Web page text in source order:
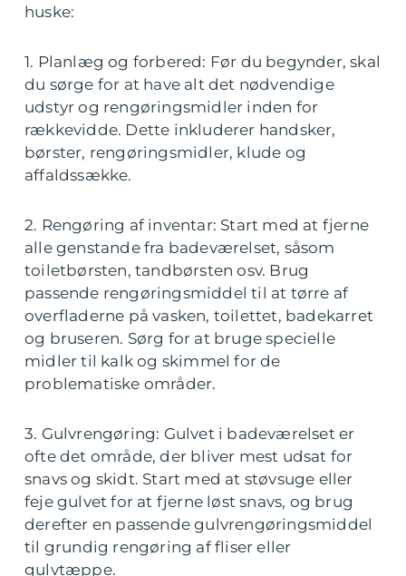
huske:
1. Planlæg og forbered: Før du begynder, skal
du sørge for at have alt det nødvendige
udstyr og rengøringsmidler inden for
rækkevidde. Dette inkluderer handsker,
børster, rengøringsmidler, klude og
affaldssække.
2. Rengøring af inventar: Start med at fjerne
alle genstande fra badeværelset, såsom
toiletbørsten, tandbørsten osv. Brug
passende rengøringsmiddel til at tørre af
overfladerne på vasken, toilettet, badekarret
og bruseren. Sørg for at bruge specielle
midler til kalk og skimmel for de
problematiske områder.
3. Gulvrengøring: Gulvet i badeværelset er
ofte det område, der bliver mest udsat for
snavs og skidt. Start med at støvsuge eller
feje gulvet for at fjerne løst snavs, og brug
derefter en passende gulvrengøringsmiddel
til grundig rengøring af fliser eller
gulvtæppe.